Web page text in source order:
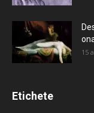
15
Etichete